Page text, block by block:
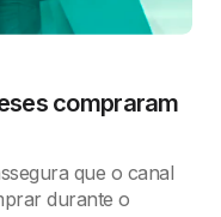
compraram
que o canal
durante o